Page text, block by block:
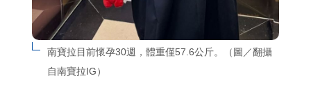
南寶拉目前懷孕30週，體重僅57.6公斤。（圖／翻攝
自南寶拉IG）